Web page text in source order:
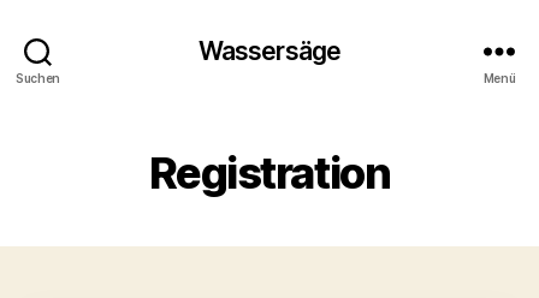
Suchen
Wassersäge
Menü
Registration